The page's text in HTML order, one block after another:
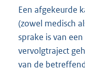
Een afgekeurde
(zowel medisch
sprake is van
vervolgtraject
van de